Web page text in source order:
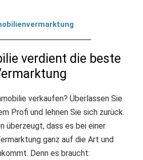
verdient die beste
verkaufen? Überlassen Sie
Profi und lehnen Sie sich zurück.
überzeugt, dass es bei einer
ganz auf die Art und
Denn es braucht: